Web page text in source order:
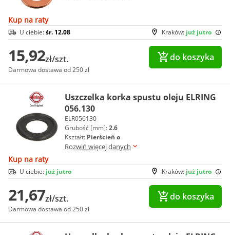
Kup na raty
Kraków: już jutro
U ciebie:śr. 12.08
15,92zł/szt.
Darmowa dostawa od 250 zł
do koszyka
Uszczelka korka spustu oleju ELRING
056.130
ELR056130
Grubość [mm]:2.6
Kształt: Pierścień o
Rozwiń więcej danych
Kup na raty
Kraków: już jutro
U ciebie: już jutro
21,67zł/szt.
Darmowa dostawa od 250 zł
do koszyka